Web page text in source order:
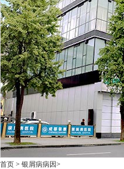
首页 > 银屑病病因>